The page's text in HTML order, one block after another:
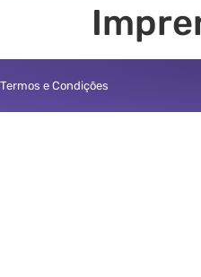
Termos e Condições